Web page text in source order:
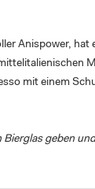
Anispower,
mit einem
Bierglas geben